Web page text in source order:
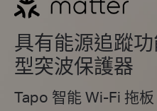
具有能源追蹤
型突波保護器
Tapo 智能 Wi-Fi 拖